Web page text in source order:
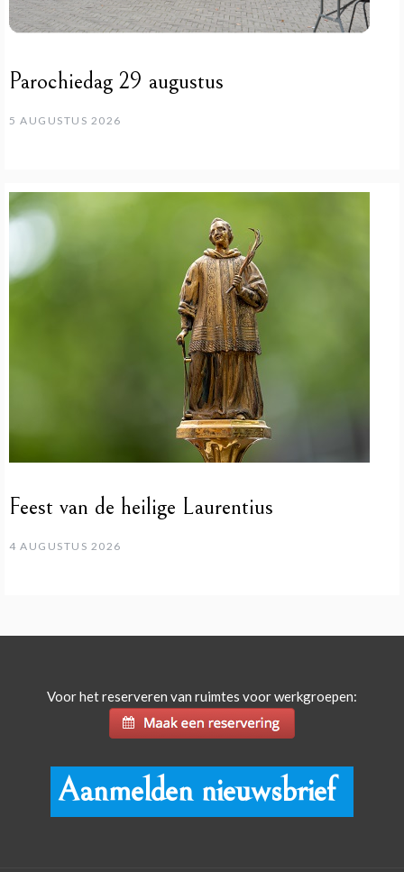
Parochiedag 29 augustus
5 AUGUSTUS 2026
Feest van de heilige Laurentius
4 AUGUSTUS 2026
Voor het reserveren van ruimtes voor werkgroepen:
Aanmelden nieuwsbrief